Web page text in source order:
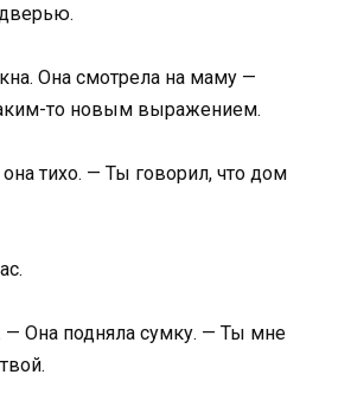
Она смотрела на маму —
то новым выражением.
тихо. — Ты говорил, что дом
— Она подняла сумку. — Ты мне